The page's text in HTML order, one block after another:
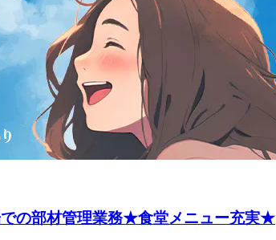
での部材管理業務★食堂メニュー充実★